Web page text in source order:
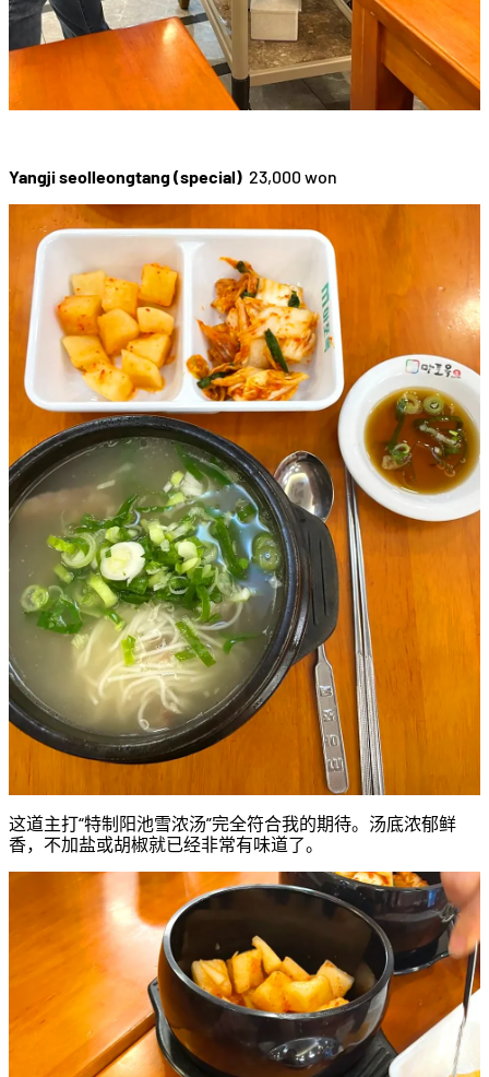
Yangji seolleongtang (special) 23,000 won
这道主打“特制阳池雪浓汤”完全符合我的期待。汤底浓郁鲜
香，不加盐或胡椒就已经非常有味道了。